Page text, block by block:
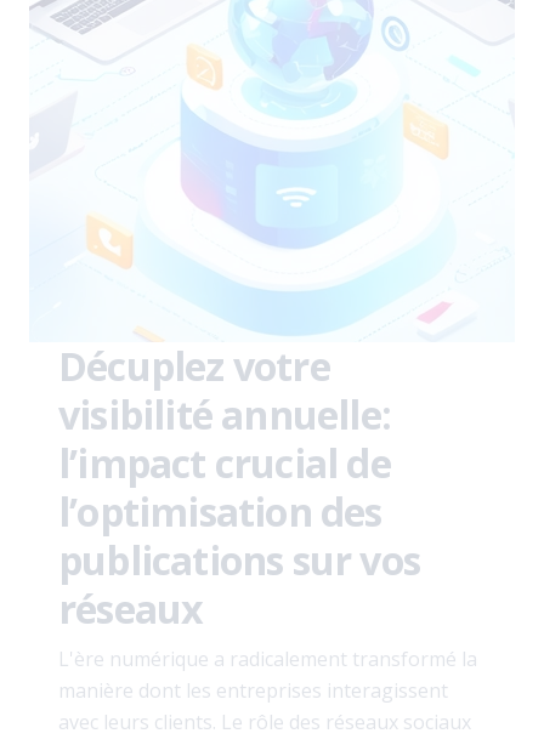
Décuplez votre
visibilité annuelle:
l’impact crucial de
l’optimisation des
publications sur vos
réseaux
L'ère numérique a radicalement transformé la
manière dont les entreprises interagissent
avec leurs clients. Le rôle des réseaux sociaux